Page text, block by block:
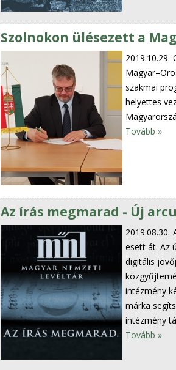
Szolnokon ülésezett a
2019.10.29.
szakmai
helyettes
Tovább »
Az írás megmarad - Új
2019.08.30.
esett át. Az
digitális
intézmény
márka
intézmény
Tovább »